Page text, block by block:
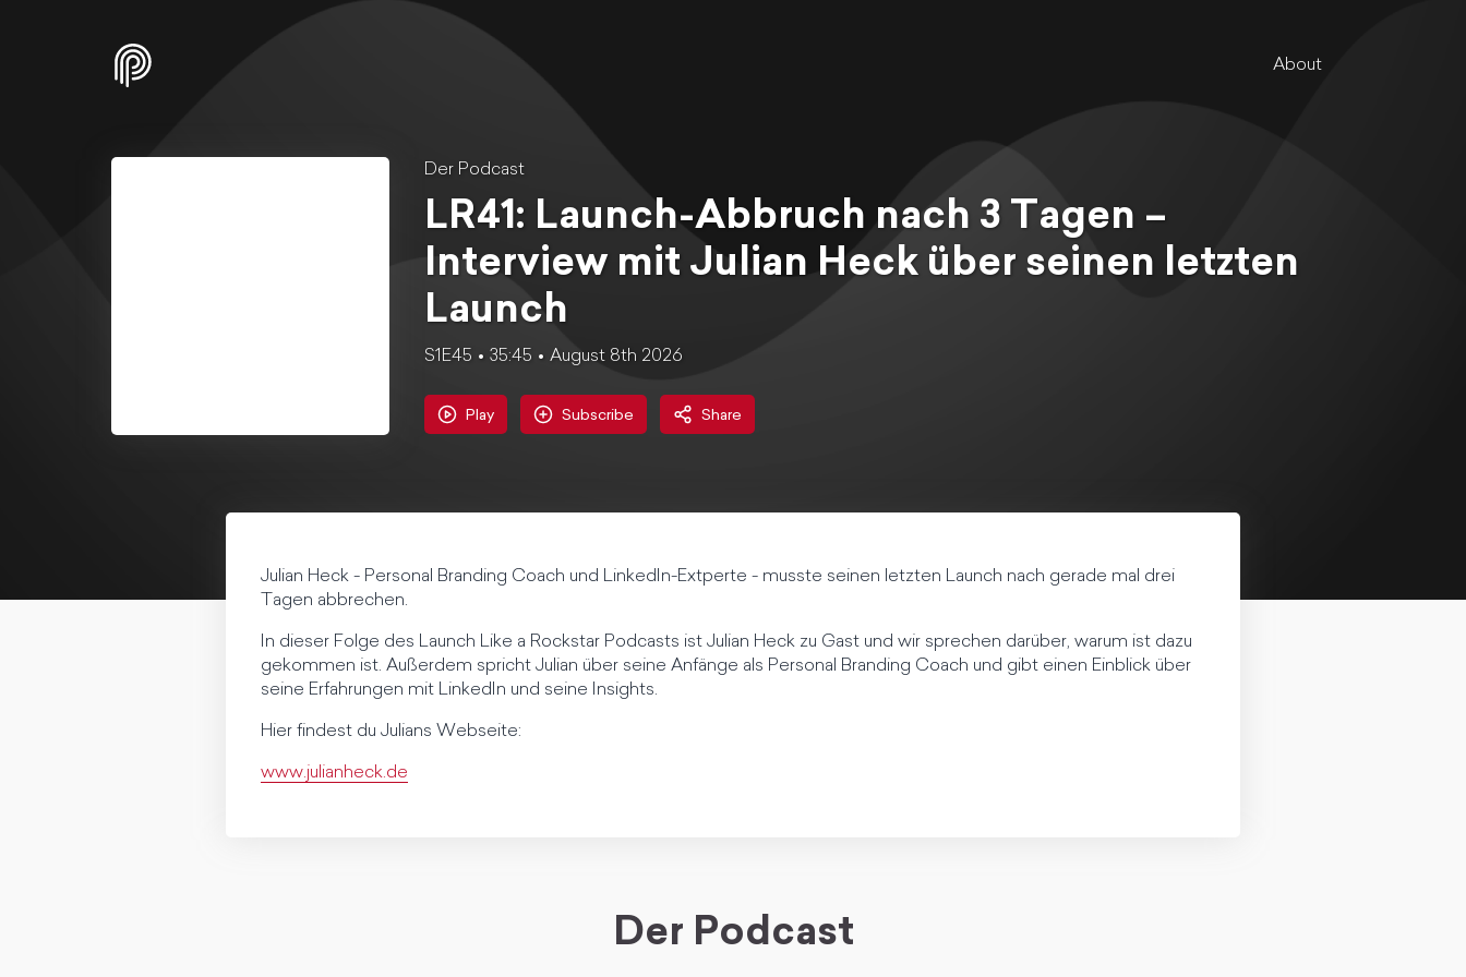
About
Der Podcast
LR41: Launch-Abbruch nach 3 Tagen –
Interview mit Julian Heck über seinen letzten
Launch
S1E45 35:45 August 8th 2026
Play Subscribe Share
Julian Heck - Personal Branding Coach und LinkedIn-Extperte - musste seinen letzten Launch nach gerade mal drei
Tagen abbrechen.
In dieser Folge des Launch Like a Rockstar Podcasts ist Julian Heck zu Gast und wir sprechen darüber, warum ist dazu
gekommen ist. Außerdem spricht Julian über seine Anfänge als Personal Branding Coach und gibt einen Einblick über
seine Erfahrungen mit LinkedIn und seine Insights.
Hier findest du Julians Webseite:
www.julianheck.de
Der Podcast